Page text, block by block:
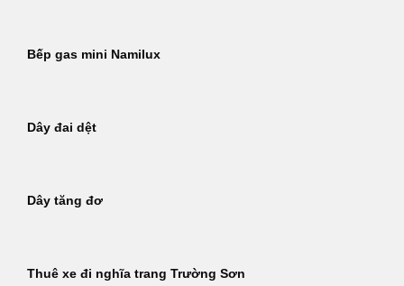
Bếp gas mini Namilux
Dây đai dệt
Dây tăng đơ
Thuê xe đi nghĩa trang Trường Sơn